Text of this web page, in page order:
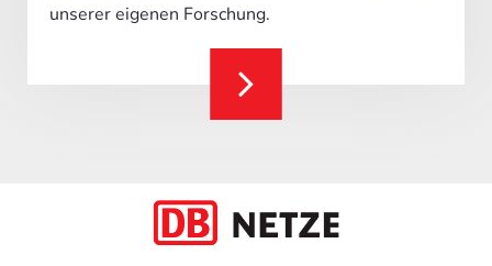
unserer eigenen Forschung.